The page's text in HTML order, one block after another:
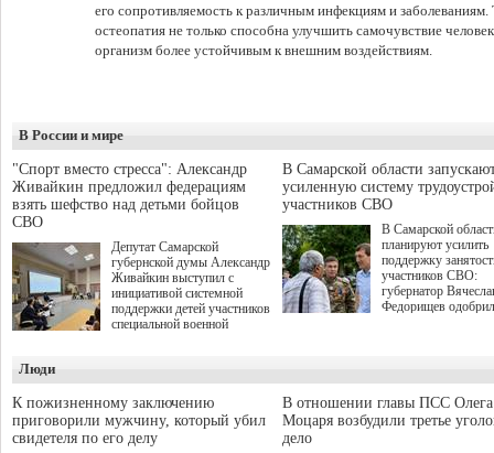
его сопротивляемость к различным инфекциям и
остеопатия не только способна улучшить самочувствие
организм более устойчивым к внешним воздействиям.
В России и мире
"Спорт вместо стресса": Александр
Живайкин предложил федерациям
взять шефство над детьми бойцов
СВО
Депутат Самарской
губернской думы Александр
Живайкин выступил с
инициативой системной
поддержки детей участников
специальной военной
"Помощь фронту и семьям
участников СВО", которая
прошла в Отрадном 7
августа.
В Самарской области
усиленную систему
участников СВО
В Самарской
планируют усилить
поддержку
участников СВО:
губернатор
Федорищев
на трудоустройство
спокойную
мирной жизни.
Люди
К пожизненному заключению
приговорили мужчину, который убил
свидетеля по его делу
В отношении главы ПСС Олега
Моцаря возбудили третье
дело